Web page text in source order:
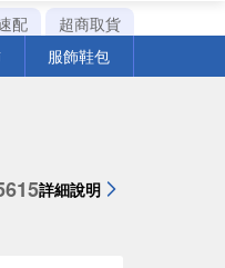
配
超商取貨
服飾鞋包
詳細說明